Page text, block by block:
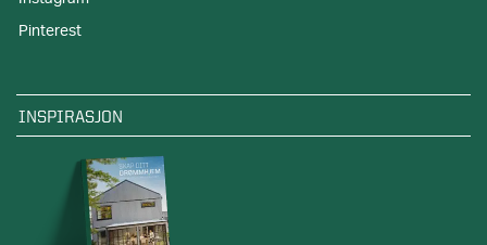
Pinterest
INSPIRASJON